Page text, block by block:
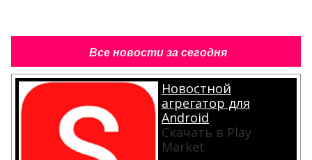
Все новости за сегодня
Новостной
агрегатор для
Android
Скачать в Play
Market